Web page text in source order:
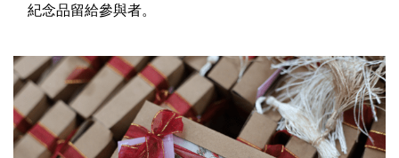
紀念品留給參與者。